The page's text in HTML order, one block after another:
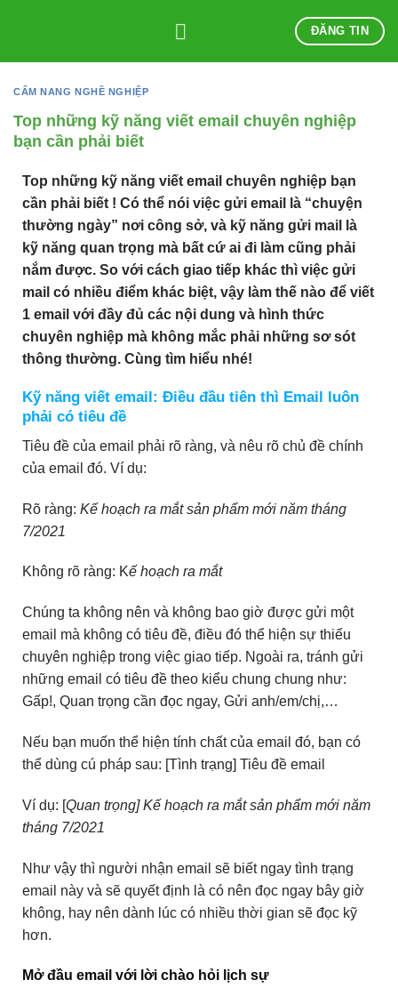
ĐĂNG TIN
CẨM NANG NGHỀ NGHIỆP
Top những kỹ năng viết email chuyên nghiệp
bạn cần phải biết
Top những kỹ năng viết email chuyên nghiệp bạn
cần phải biết ! Có thể nói việc gửi email là “chuyện
thường ngày” nơi công sở, và kỹ năng gửi mail là
kỹ năng quan trọng mà bất cứ ai đi làm cũng phải
nắm được. So với cách giao tiếp khác thì việc gửi
mail có nhiều điểm khác biệt, vậy làm thế nào để viết
1 email với đầy đủ các nội dung và hình thức
chuyên nghiệp mà không mắc phải những sơ sót
thông thường. Cùng tìm hiểu nhé!
Kỹ năng viết email: Điều đầu tiên thì Email luôn
phải có tiêu đề
Tiêu đề của email phải rõ ràng, và nêu rõ chủ đề chính
của email đó. Ví dụ:
Rõ ràng: Kế hoạch ra mắt sản phẩm mới năm tháng
7/2021
Không rõ ràng: Kế hoạch ra mắt
Chúng ta không nên và không bao giờ được gửi một
email mà không có tiêu đề, điều đó thể hiện sự thiếu
chuyên nghiệp trong việc giao tiếp. Ngoài ra, tránh gửi
những email có tiêu đề theo kiểu chung chung như:
Gấp!, Quan trọng cần đọc ngay, Gửi anh/em/chị,…
Nếu bạn muốn thể hiện tính chất của email đó, bạn có
thể dùng cú pháp sau: [Tình trạng] Tiêu đề email
Ví dụ: [Quan trọng] Kế hoạch ra mắt sản phẩm mới năm
tháng 7/2021
Như vậy thì người nhận email sẽ biết ngay tình trạng
email này và sẽ quyết định là có nên đọc ngay bây giờ
không, hay nên dành lúc có nhiều thời gian sẽ đọc kỹ
hơn.
Mở đầu email với lời chào hỏi lịch sự